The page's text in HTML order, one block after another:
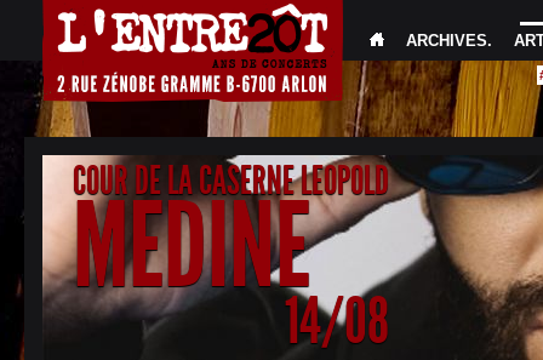
ARCHIVES.
COUR DE LA CASERNE LEOPOLD
MEDINE
14/08